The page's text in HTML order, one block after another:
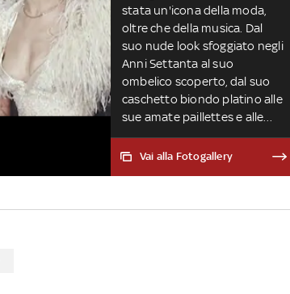
stata un'icona della moda,
oltre che della musica. Dal
suo nude look sfoggiato negli
Anni Settanta al suo
ombelico scoperto, dal suo
caschetto biondo platino alle
sue amate paillettes e alle
tute aderenti, Raffaella Carrà
ha sempre indossato con
Vai alla Fotogallery